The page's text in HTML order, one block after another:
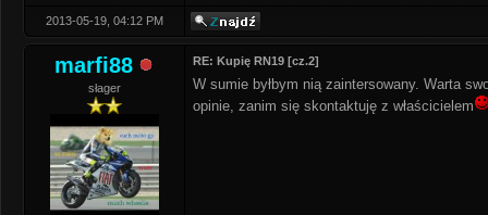
2013-05-19, 04:12 PM
marfi88
słager
RE: Kupię RN19 [cz.2]
W sumie byłbym nią zaintersowany. Warta
opinie, zanim się skontaktuję z właścicielem